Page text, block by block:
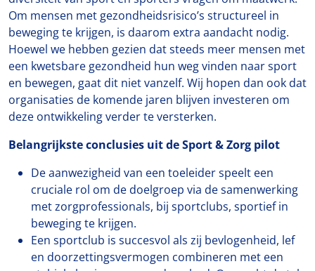
Om mensen met gezondheidsrisico’s structureel in
beweging te krijgen, is daarom extra aandacht nodig.
Hoewel we hebben gezien dat steeds meer mensen met
een kwetsbare gezondheid hun weg vinden naar sport
en bewegen, gaat dit niet vanzelf. Wij hopen dan ook dat
organisaties de komende jaren blijven investeren om
deze ontwikkeling verder te versterken.
Belangrijkste conclusies uit de Sport & Zorg pilot
De aanwezigheid van een toeleider speelt een
cruciale rol om de doelgroep via de samenwerking
met zorgprofessionals, bij sportclubs, sportief in
beweging te krijgen.
Een sportclub is succesvol als zij bevlogenheid, lef
en doorzettingsvermogen combineren met een